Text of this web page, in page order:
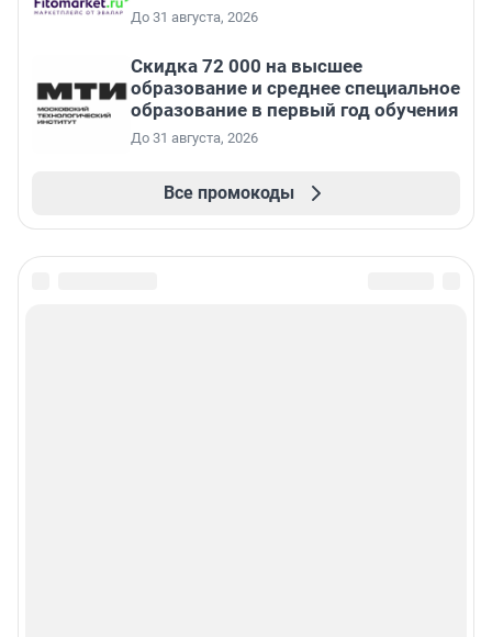
До 31 августа, 2026
Скидка 72 000 на высшее
образование и среднее специальное
образование в первый год обучения
До 31 августа, 2026
Все промокоды